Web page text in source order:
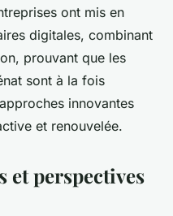
ont mis en
digitales, combinant
prouvant que les
sont à la fois
innovantes
et renouvelée.
et perspectives